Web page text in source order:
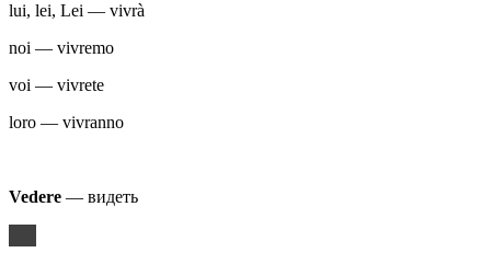
lui, lei, Lei — vivrà
noi — vivremo
voi — vivrete
loro — vivranno
Vedere — видеть